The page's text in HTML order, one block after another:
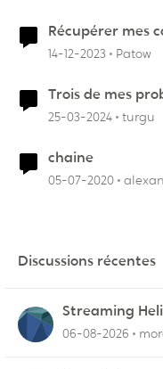
Récupérer mes
14-12-2023 Patow
Trois de mes
25-03-2024 turgu
chaine
05-07-2020
Discussions récentes
Streaming
06-08-2026